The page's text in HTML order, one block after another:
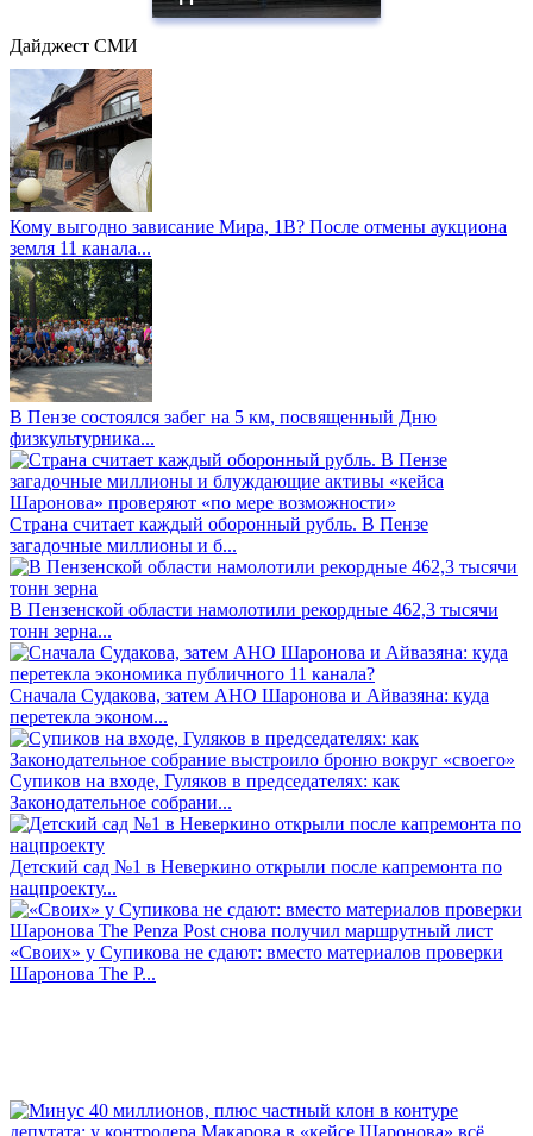
Дайджест СМИ
Кому выгодно зависание Мира, 1В? После отмены аукциона
земля 11 канала...
В Пензе состоялся забег на 5 км, посвященный Дню
физкультурника...
Страна считает каждый оборонный рубль. В Пензе
загадочные миллионы и б...
В Пензенской области намолотили рекордные 462,3 тысячи
тонн зерна...
Сначала Судакова, затем АНО Шаронова и Айвазяна: куда
перетекла эконом...
Супиков на входе, Гуляков в председателях: как
Законодательное собрани...
Детский сад №1 в Неверкино открыли после капремонта по
нацпроекту...
«Своих» у Супикова не сдают: вместо материалов проверки
Шаронова The P...